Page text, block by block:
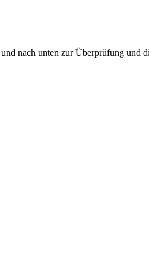
nach unten zur Überprüfung und